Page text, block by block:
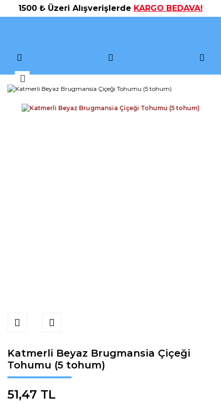
1500 ₺ Üzeri Alışverişlerde KARGO BEDAVA!
Katmerli Beyaz Brugmansia Çiçeği
Tohumu (5 tohum)
51,47 TL